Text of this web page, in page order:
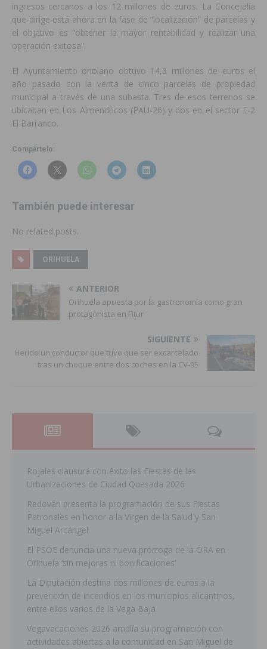
ingresos cercanos a los 12 millones de euros. La Concejalía
que dirige está ahora en la fase de “localización” de parcelas y
el objetivo es “obtener la mayor rentabilidad y realizar una
operación exitosa”.
El Ayuntamiento oriolano obtuvo 14,3 millones de euros el
año pasado con la venta de cinco parcelas de propiedad
municipal a través de una subasta. Tres de esos terrenos se
ubicaban en Los Almendricos (PAU-26) y dos en el sector E-2
El Barranco.
Compártelo:
También puede interesar
No related posts.
ORIHUELA
ANTERIOR
Orihuela apuesta por la gastronomía como gran
protagonista en Fitur
SIGUIENTE
Herido un conductor que tuvo que ser excarcelado
tras un choque entre dos coches en la CV-95
Rojales clausura con éxito las Fiestas de las
Urbanizaciones de Ciudad Quesada 2026
Redován presenta la programación de sus Fiestas
Patronales en honor a la Virgen de la Salud y San
Miguel Arcángel
El PSOE denuncia una nueva prórroga de la ORA en
Orihuela ‘sin mejoras ni bonificaciones’
La Diputación destina dos millones de euros a la
prevención de incendios en los municipios alicantinos,
entre ellos varios de la Vega Baja
Vegavacaciones 2026 amplía su programación con
actividades abiertas a la comunidad en San Miguel de